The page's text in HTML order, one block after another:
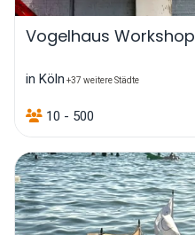
Vogelhaus Workshop
in Köln +37 weitere Städte
10 - 500